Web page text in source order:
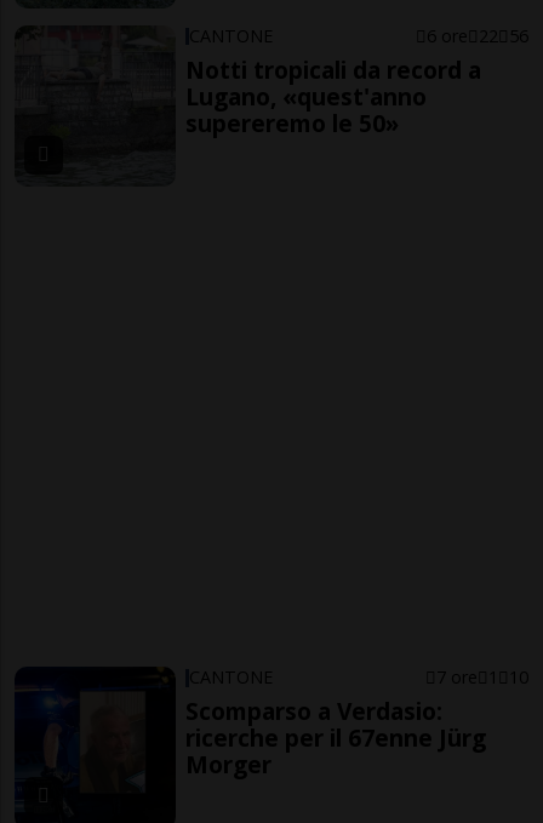
CANTONE 6 ore 22 56
Notti tropicali da record a
Lugano, «quest'anno
supereremo le 50»
CANTONE 7 ore 1 10
Scomparso a Verdasio:
ricerche per il 67enne Jürg
Morger